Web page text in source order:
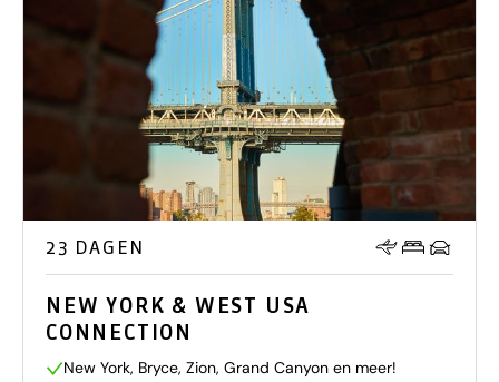
23 DAGEN
NEW YORK & WEST USA
CONNECTION
New York, Bryce, Zion, Grand Canyon en meer!